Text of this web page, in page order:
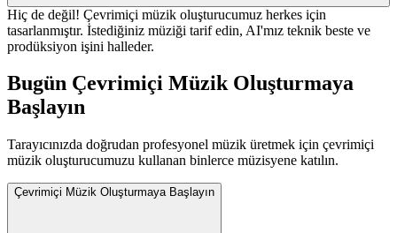
Hiç de değil! Çevrimiçi müzik oluşturucumuz herkes için
tasarlanmıştır. İstediğiniz müziği tarif edin, AI'mız teknik beste ve
prodüksiyon işini halleder.
Bugün Çevrimiçi Müzik Oluşturmaya
Başlayın
Tarayıcınızda doğrudan profesyonel müzik üretmek için çevrimiçi
müzik oluşturucumuzu kullanan binlerce müzisyene katılın.
Çevrimiçi Müzik Oluşturmaya Başlayın